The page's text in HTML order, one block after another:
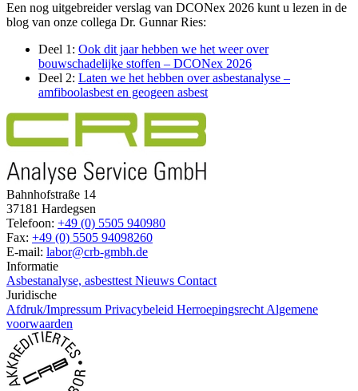
Een nog uitgebreider verslag van DCONex 2026 kunt u lezen in de
blog van onze collega Dr. Gunnar Ries:
Deel 1: Ook dit jaar hebben we het weer over
bouwschadelijke stoffen – DCONex 2026
Deel 2: Laten we het hebben over asbestanalyse –
amfiboolasbest en geogeen asbest
Bahnhofstraße 14
37181 Hardegsen
Telefoon: +49 (0) 5505 940980
Fax: +49 (0) 5505 94098260
E-mail: labor@crb-gmbh.de
Informatie
Asbestanalyse, asbesttest Nieuws Contact
Juridische
Afdruk/Impressum Privacybeleid Herroepingsrecht Algemene
voorwaarden